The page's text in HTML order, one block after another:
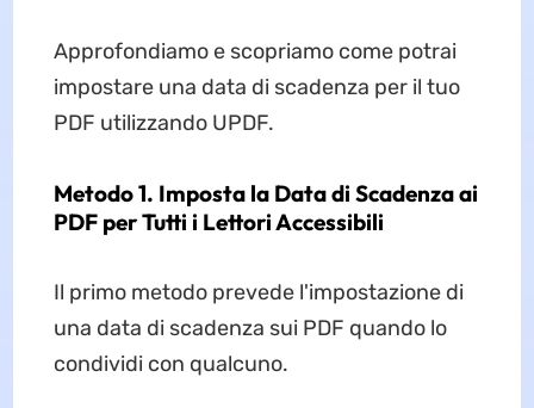
Approfondiamo e scopriamo come potrai
impostare una data di scadenza per il tuo
PDF utilizzando UPDF.
Metodo 1. Imposta la Data di Scadenza ai
PDF per Tutti i Lettori Accessibili
Il primo metodo prevede l'impostazione di
una data di scadenza sui PDF quando lo
condividi con qualcuno.